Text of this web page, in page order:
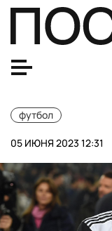
футбол
05 ИЮНЯ 2023 12:31
Завершился